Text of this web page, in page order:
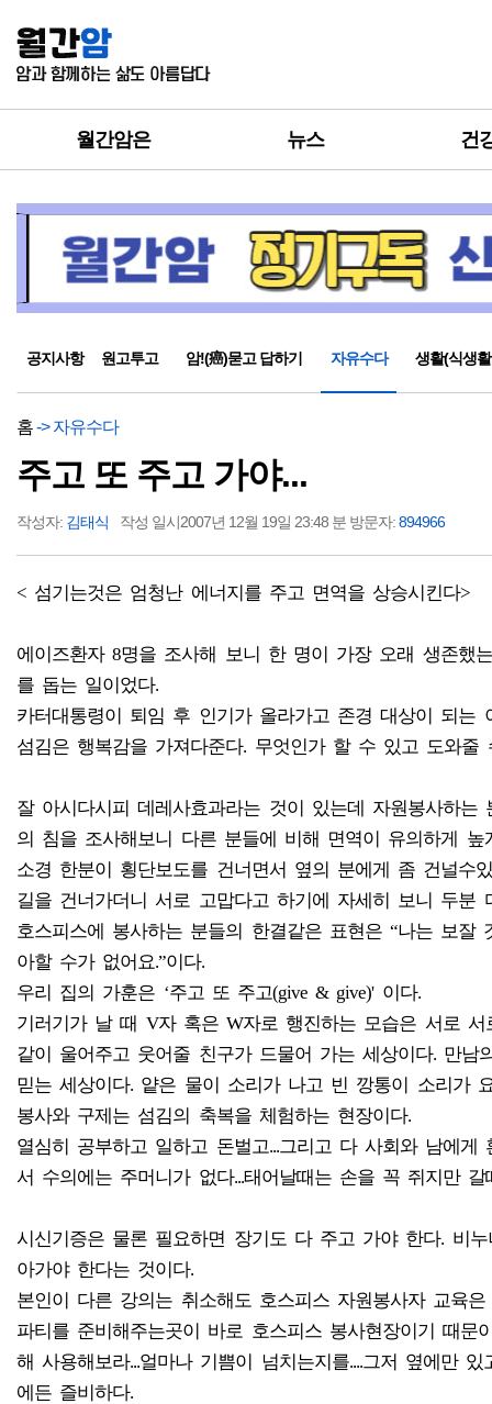
월간암은 뉴스 건
공지사항 원고투고 암!(癌)묻고 답하기 자유수다 생활(식생
홈-> 자유수다
주고 또 주고 가야...
작성자: 김태식 작성 일시2007년 12월 19일 23:48 분 방문자:894966
< 섬기는것은 엄청난 에너지를 주고 면역을 상승시킨다>
에이즈환자 8명을 조사해 보니 한 명이 가장 오래 생존했
를 돕는 일이었다.
카터대통령이 퇴임 후 인기가 올라가고 존경 대상이 되는
섬김은 행복감을 가져다준다. 무엇인가 할 수 있고 도와
잘 아시다시피 데레사효과라는 것이 있는데 자원봉사하
의 침을 조사해보니 다른 분들에 비해 면역이 유의하게 높
소경 한분이 횡단보도를 건너면서 옆의 분에게 좀 건널수
길을 건너가더니 서로 고맙다고 하기에 자세히 보니 두분
호스피스에 봉사하는 분들의 한결같은 표현은 “나는 보
아할 수가 없어요.”이다.
우리 집의 가훈은 ‘주고 또 주고(give & give)' 이다.
기러기가 날 때 V자 혹은 W자로 행진하는 모습은 서로
같이 울어주고 웃어줄 친구가 드물어 가는 세상이다. 만
믿는 세상이다. 얕은 물이 소리가 나고 빈 깡통이 소리가
봉사와 구제는 섬김의 축복을 체험하는 현장이다.
열심히 공부하고 일하고 돈벌고...그리고 다 사회와 남에
서 수의에는 주머니가 없다...태어날때는 손을 꼭 쥐지만
시신기증은 물론 필요하면 장기도 다 주고 가야 한다. 비
아가야 한다는 것이다.
본인이 다른 강의는 취소해도 호스피스 자원봉사자 교육
파티를 준비해주는곳이 바로 호스피스 봉사현장이기 때
해 사용해보라...얼마나 기쁨이 넘치는지를....그저 옆에만
에든 즐비하다.